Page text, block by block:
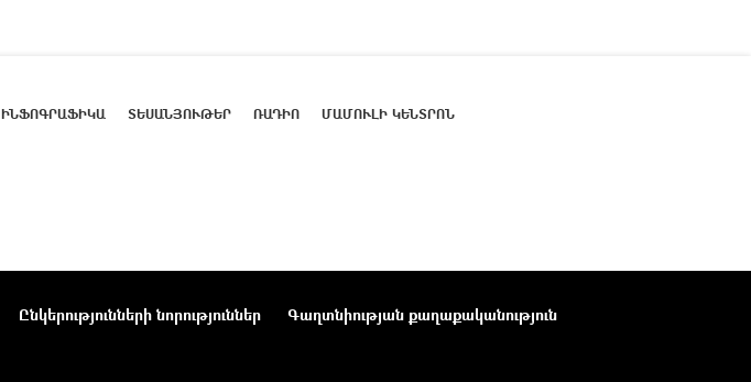
ԻՆՖՈԳՐԱՖԻԿԱ ՏԵՍԱՆՅՈՒԹԵՐ ՌԱԴԻՈ ՄԱՄՈՒԼԻ ԿԵՆՏՐՈՆ
Ընկերությունների նորություններ
Գաղտնիության քաղաքականություն